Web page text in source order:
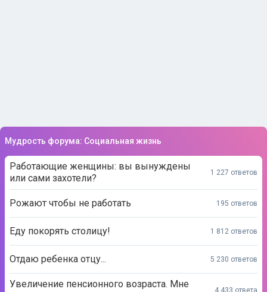
Мудрость форума: Социальная жизнь
Работающие женщины: вы вынуждены
или сами захотели?
1 227 ответов
Рожают чтобы не работать 195 ответов
Еду покорять столицу! 1 812 ответов
Отдаю ребенка отцу... 5 230 ответов
Увеличение пенсионного возраста. Мне
4 433 ответа